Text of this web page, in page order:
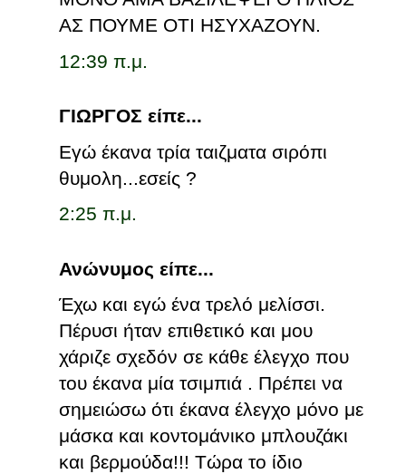
ΑΣ ΠΟΥΜΕ ΟΤΙ ΗΣΥΧΑΖΟΥΝ.
12:39 π.μ.
ΓΙΩΡΓΟΣ είπε...
Εγώ έκανα τρία ταιζματα σιρόπι
θυμολη...εσείς ?
2:25 π.μ.
Ανώνυμος είπε...
Έχω και εγώ ένα τρελό μελίσσι.
Πέρυσι ήταν επιθετικό και μου
χάριζε σχεδόν σε κάθε έλεγχο που
του έκανα μία τσιμπιά . Πρέπει να
σημειώσω ότι έκανα έλεγχο μόνο με
μάσκα και κοντομάνικο μπλουζάκι
και βερμούδα!!! Τώρα το ίδιο